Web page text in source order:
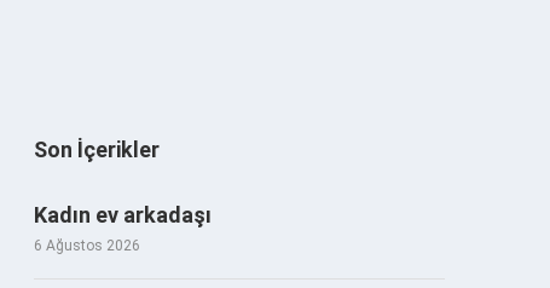
Son İçerikler
Kadın ev arkadaşı
6 Ağustos 2026